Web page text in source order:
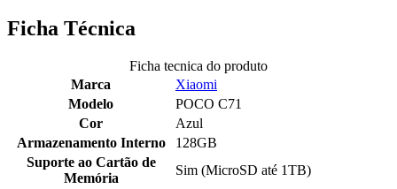
Ficha Técnica
Ficha tecnica do produto
Marca
Xiaomi
Modelo
POCO C71
Cor
Azul
Armazenamento Interno
128GB
Suporte ao Cartão de
Memória
Sim (MicroSD até 1TB)